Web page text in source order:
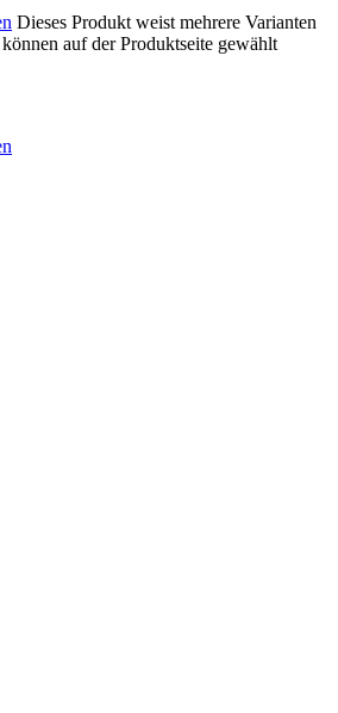
Dieses Produkt weist mehrere Varianten
auf der Produktseite gewählt